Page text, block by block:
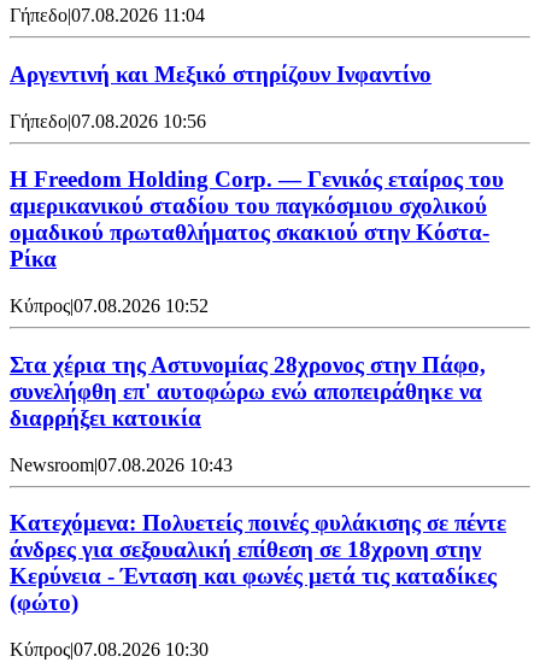
Γήπεδο|07.08.2026 11:04
Αργεντινή και Μεξικό στηρίζουν Ινφαντίνο
Γήπεδο|07.08.2026 10:56
Η Freedom Holding Corp. — Γενικός εταίρος του
αμερικανικού σταδίου του παγκόσμιου σχολικού
ομαδικού πρωταθλήματος σκακιού στην Κόστα-
Ρίκα
Κύπρος|07.08.2026 10:52
Στα χέρια της Αστυνομίας 28χρονος στην Πάφο,
συνελήφθη επ' αυτοφώρω ενώ αποπειράθηκε να
διαρρήξει κατοικία
Newsroom|07.08.2026 10:43
Κατεχόμενα: Πολυετείς ποινές φυλάκισης σε πέντε
άνδρες για σεξουαλική επίθεση σε 18χρονη στην
Κερύνεια - Ένταση και φωνές μετά τις καταδίκες
(φώτο)
Κύπρος|07.08.2026 10:30